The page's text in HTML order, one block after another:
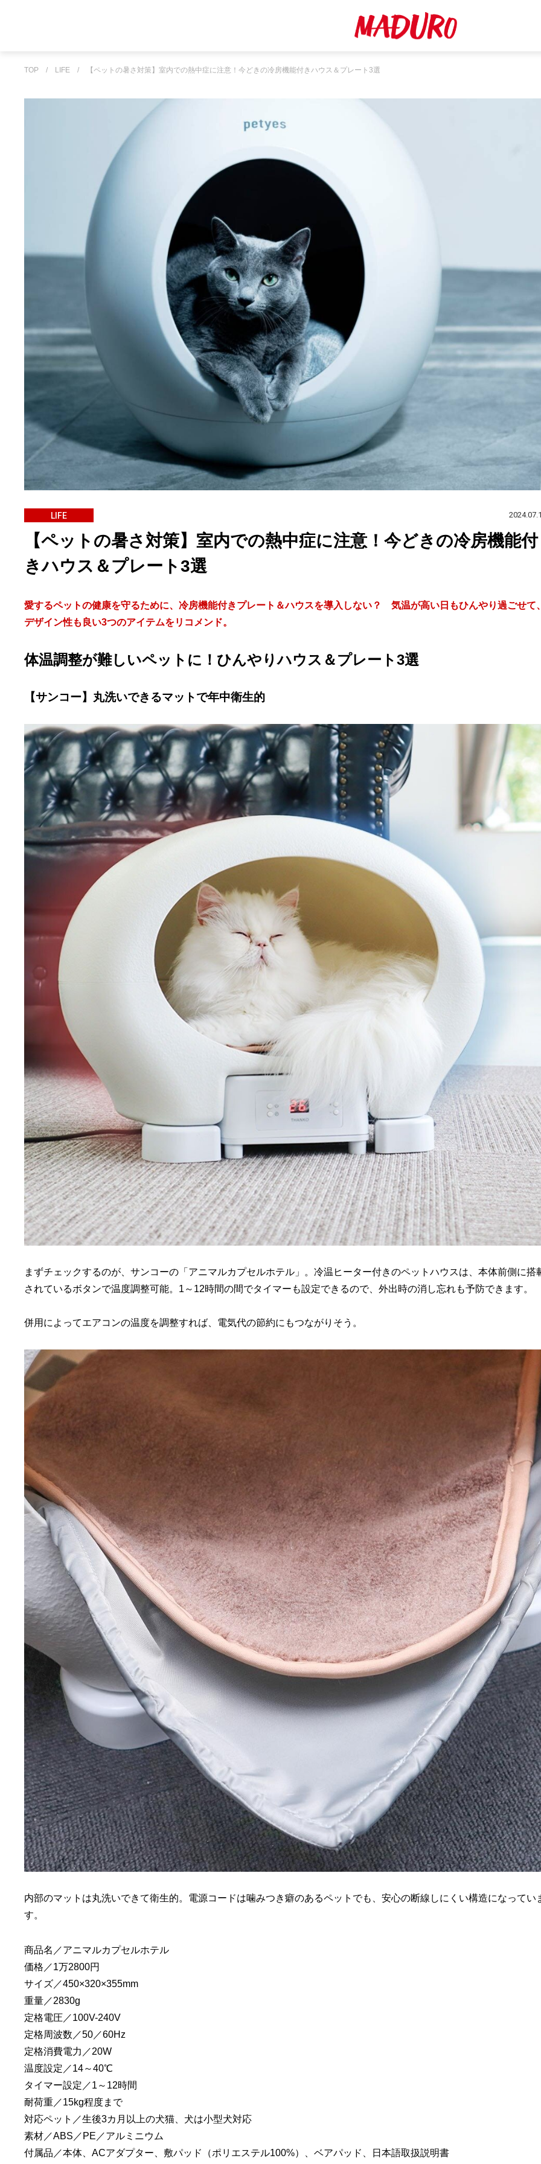
TOP / LIFE / 【ペットの暑さ対策】室内での熱中症に注意！今どきの冷房機能付きハウス＆プレート3選
LIFE
【ペットの暑さ対策】室内での熱中症に注意！今どきの冷房機能付
きハウス＆プレート3選
愛するペットの健康を守るために、冷房機能付きプレート＆ハウスを導入しない？ 気温が高い日もひんやり過ごせて
デザイン性も良い3つのアイテムをリコメンド。
体温調整が難しいペットに！ひんやりハウス＆プレート3選
【サンコー】丸洗いできるマットで年中衛生的
まずチェックするのが、サンコーの「アニマルカプセルホテル」。冷温ヒーター付きのペットハウスは、本体前側に搭
されているボタンで温度調整可能。1～12時間の間でタイマーも設定できるので、外出時の消し忘れも予防できます。
併用によってエアコンの温度を調整すれば、電気代の節約にもつながりそう。
内部のマットは丸洗いできて衛生的。電源コードは噛みつき癖のあるペットでも、安心の断線しにくい構造になってい
す。
商品名／アニマルカプセルホテル
価格／1万2800円
サイズ／450×320×355mm
重量／2830g
定格電圧／100V-240V
定格周波数／50／60Hz
定格消費電力／20W
温度設定／14～40℃
タイマー設定／1～12時間
耐荷重／15kg程度まで
対応ペット／生後3カ月以上の犬猫、犬は小型犬対応
素材／ABS／PE／アルミニウム
付属品／本体、ACアダプター、敷パッド（ポリエステル100%）、ベアパッド、日本語取扱説明書